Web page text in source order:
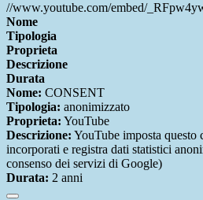
//www.youtube.com/embed/
Nome
Tipologia
Proprieta
Descrizione
Durata
Nome: CONSENT
Tipologia: anonimizzato
Proprieta: YouTube
Descrizione: YouTube imposta
incorporati e registra dati statistici
consenso dei servizi di Google)
Durata: 2 anni